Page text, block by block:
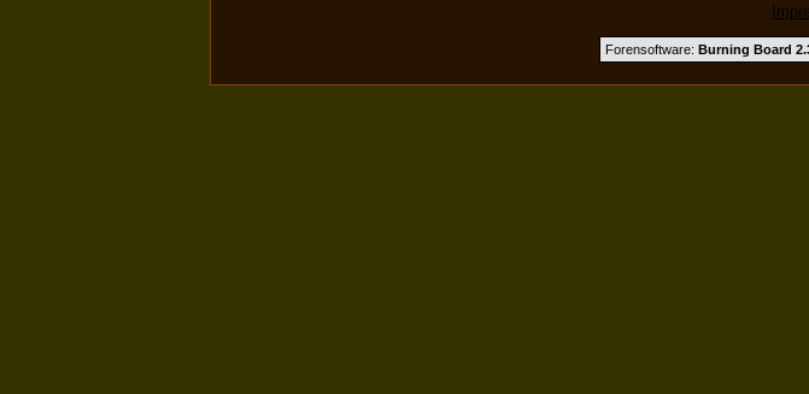
Forensoftware: Burning Board